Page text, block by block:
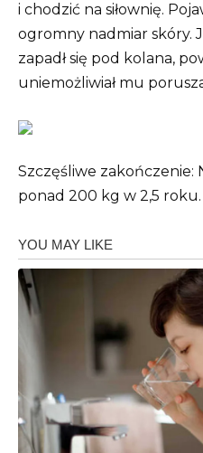
i chodzić na siłownię.
ogromny nadmiar skóry.
zapadł się pod kolana,
uniemożliwiał mu
Szczęśliwe zakończenie:
ponad 200 kg w 2,5 roku.